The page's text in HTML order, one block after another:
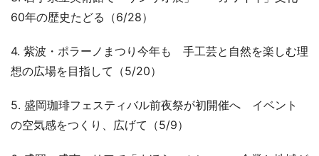
60年の歴史たどる（6/28）
4. 紫波・ポラーノまつり今年も 手工芸と自然を楽しむ理
想の広場を目指して（5/20）
5. 盛岡珈琲フェスティバル前夜祭が初開催へ イベント
の空気感をつくり、広げて（5/9）